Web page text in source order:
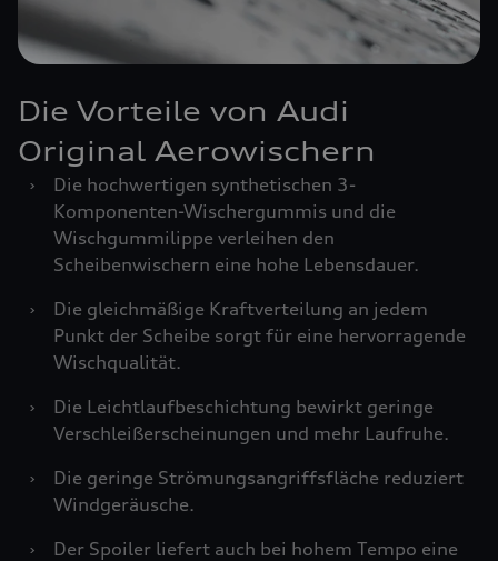
Die Vorteile von Audi
Original Aerowischern
›
Die hochwertigen synthetischen 3-
Komponenten-Wischergummis und die
Wischgummilippe verleihen den
Scheibenwischern eine hohe Lebensdauer.
›
Die gleichmäßige Kraftverteilung an jedem
Punkt der Scheibe sorgt für eine hervorragende
Wischqualität.
›
Die Leichtlaufbeschichtung bewirkt geringe
Verschleißerscheinungen und mehr Laufruhe.
›
Die geringe Strömungsangriffsfläche reduziert
Windgeräusche.
›
Der Spoiler liefert auch bei hohem Tempo eine